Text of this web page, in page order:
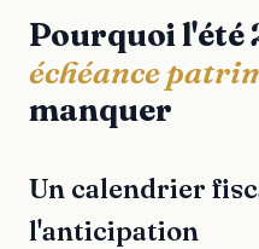
Pourquoi l'été
échéance
manquer
Un calendrier
l'anticipation